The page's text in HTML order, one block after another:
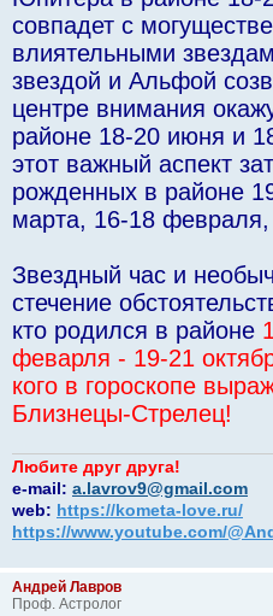
н
и
е
совпадет с
влиятельными
звездой и Альфой
центре внимания
районе 18-20 июня и
этот важный аспект
рожденных в районе
марта, 16-18 февраля,
Звездный час и
стечение
кто родился в районе
феварля - 19-21
кого в гороскопе
Близнецы-Стрелец!
Любите друг друга!
e-mail: a.lavrov9@gmail.com
web: https://kometa-love.ru/
https://www.youtube.com/
Андрей Лавров
Проф. Астролог